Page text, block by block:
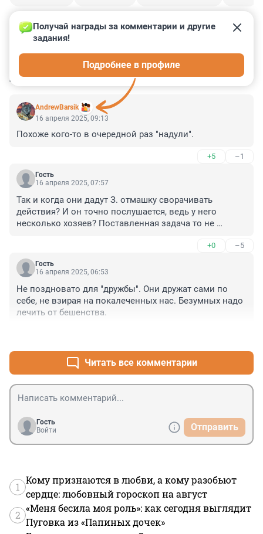
КОММЕНТАРИИ 89
AndrewBarsik
Получай награды за комментарии и другие
задания!
Подробнее в профиле
16 апреля 2025, 09:13
Похоже кого-то в очередной раз "надули".
+5 –1
Гость
16 апреля 2025, 07:57
Так и когда они дадут З. отмашку сворачивать
действия? И он точно послушается, ведь у него
несколько хозяев? Поставленная задача то не
+0 –5
Гость
16 апреля 2025, 06:53
Не поздновато для "дружбы". Они дружат сами по
себе, не взирая на покалеченных нас. Безумных надо
лечить от бешенства.
Читать все комментарии
Гость
Войти
Отправить
1
Кому признаются в любви, а кому разобьют
сердце: любовный гороскоп на август
2
«Меня бесила моя роль»: как сегодня выглядит
Пуговка из «Папиных дочек»